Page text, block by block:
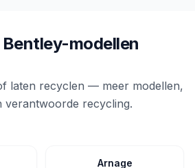
modellen
laten recyclen — meer modellen,
verantwoorde recycling.
Arnage